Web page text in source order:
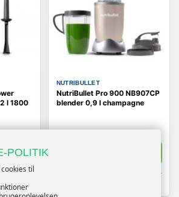
l 1800
Vis
NUTRIBULLET
NutriBullet Pro 900 NB907CP
blender 0,9 l champagne
POLITIK
til